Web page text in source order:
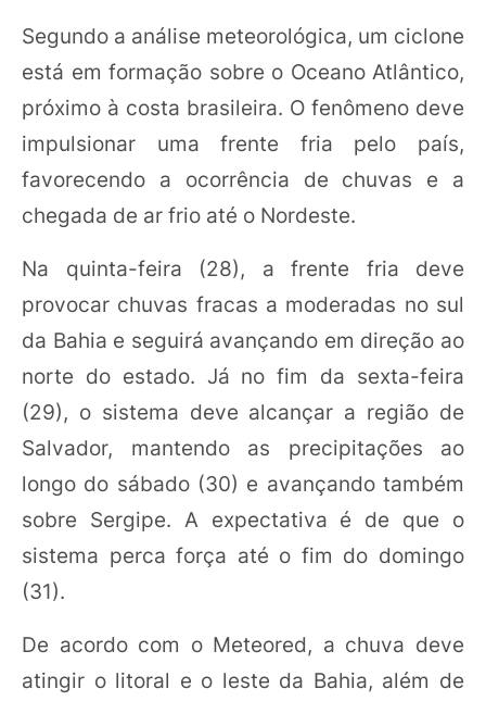
Segundo a análise meteorológica, um ciclone
está em formação sobre o Oceano Atlântico,
próximo à costa brasileira. O fenômeno deve
impulsionar uma frente fria pelo país,
favorecendo a ocorrência de chuvas e a
chegada de ar frio até o Nordeste.
Na quinta-feira (28), a frente fria deve
provocar chuvas fracas a moderadas no sul
da Bahia e seguirá avançando em direção ao
norte do estado. Já no fim da sexta-feira
(29), o sistema deve alcançar a região de
Salvador, mantendo as precipitações ao
longo do sábado (30) e avançando também
sobre Sergipe. A expectativa é de que o
sistema perca força até o fim do domingo
(31).
De acordo com o Meteored, a chuva deve
atingir o litoral e o leste da Bahia, além de